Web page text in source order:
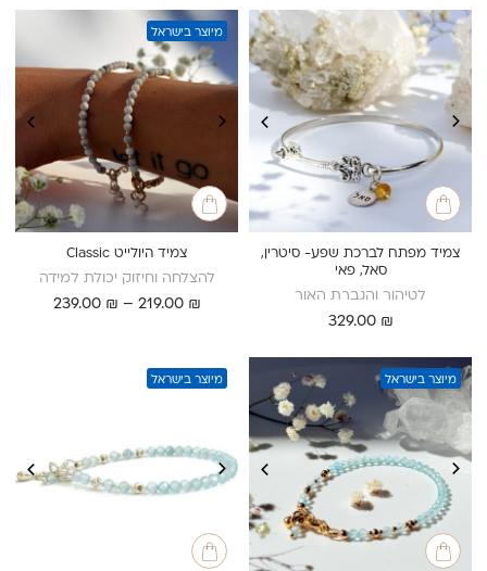
צמיד מפתח לברכת שפע- סיטרין,
סאל, פאי
לטיהור והגברת האור
329.00 ₪
מיוצר בישראל
צמיד היולייט Classic
להצלחה וחיזוק יכולת למידה
219.00 ₪
–
239.00 ₪
טווח
מיוצר בישראל מיוצר בישראל